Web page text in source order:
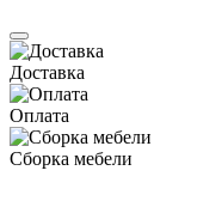
Доставка
Оплата
Сборка мебели